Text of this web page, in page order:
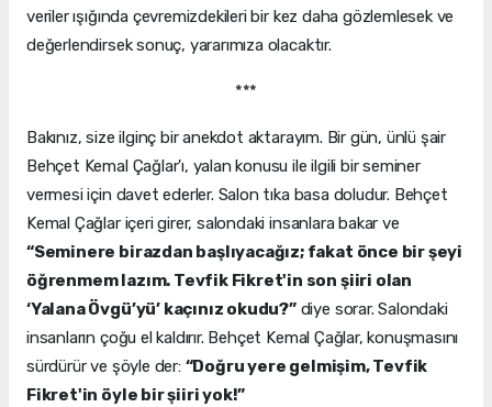
veriler ışığında çevremizdekileri bir kez daha gözlemlesek ve
değerlendirsek sonuç, yararımıza olacaktır.
***
Bakınız, size ilginç bir anekdot aktarayım. Bir gün, ünlü şair
Behçet Kemal Çağlar'ı, yalan konusu ile ilgili bir seminer
vermesi için davet ederler. Salon tıka basa doludur. Behçet
Kemal Çağlar içeri girer, salondaki insanlara bakar ve
“Seminere birazdan başlıyacağız; fakat önce bir şeyi
öğrenmem lazım. Tevfik Fikret'in son şiiri olan
‘Yalana Övgü’yü’ kaçınız okudu?”diye sorar. Salondaki
insanların çoğu el kaldırır. Behçet Kemal Çağlar, konuşmasını
sürdürür ve şöyle der: “Doğru yere gelmişim, Tevfik
Fikret'in öyle bir şiiri yok!”